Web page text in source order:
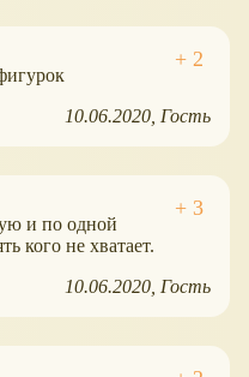
10.06.2020 Гость
и по одной
кого не хватает.
10.06.2020 Гость